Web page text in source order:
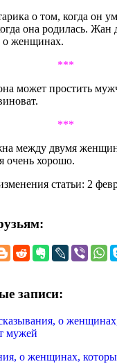
о том, когда он
она родилась.
о женщинах.
***
может простить
***
между двумя
очень хорошо.
статьи: 2
записи:
о женщинах,